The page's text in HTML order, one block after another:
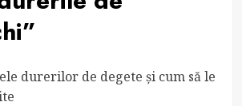
”
durerilor de degete și cum să le